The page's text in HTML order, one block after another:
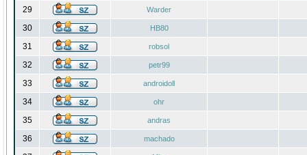
29 Warder
30 HB80
31 robsol
32 petr99
33 androidoll
34 ohr
35 andras
36 machado